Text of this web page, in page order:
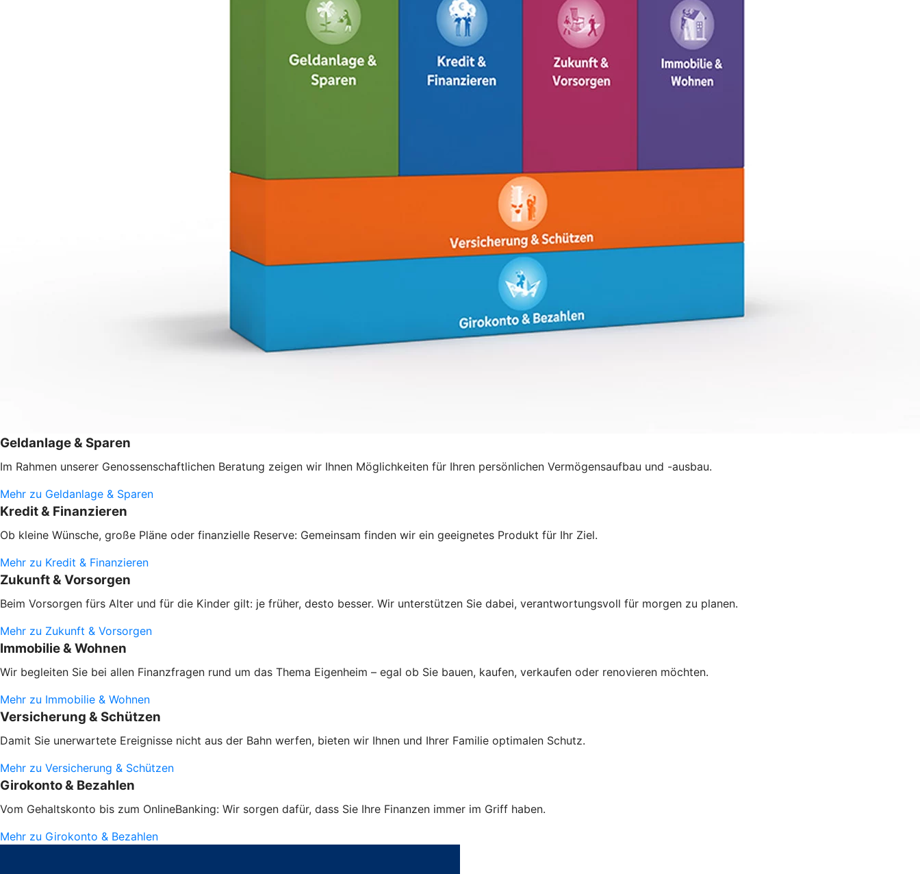
Geldanlage & Sparen
Im Rahmen unserer Genossenschaftlichen Beratung zeigen wir Ihnen Möglichkeiten für Ihren persönlichen Vermögensaufbau und -ausbau.
Mehr zu Geldanlage & Sparen
Kredit & Finanzieren
Ob kleine Wünsche, große Pläne oder finanzielle Reserve: Gemeinsam finden wir ein geeignetes Produkt für Ihr Ziel.
Mehr zu Kredit & Finanzieren
Zukunft & Vorsorgen
Beim Vorsorgen fürs Alter und für die Kinder gilt: je früher, desto besser. Wir unterstützen Sie dabei, verantwortungsvoll für morgen zu planen.
Mehr zu Zukunft & Vorsorgen
Immobilie & Wohnen
Wir begleiten Sie bei allen Finanzfragen rund um das Thema Eigenheim – egal ob Sie bauen, kaufen, verkaufen oder renovieren möchten.
Mehr zu Immobilie & Wohnen
Versicherung & Schützen
Damit Sie unerwartete Ereignisse nicht aus der Bahn werfen, bieten wir Ihnen und Ihrer Familie optimalen Schutz.
Mehr zu Versicherung & Schützen
Girokonto & Bezahlen
Vom Gehaltskonto bis zum OnlineBanking: Wir sorgen dafür, dass Sie Ihre Finanzen immer im Griff haben.
Mehr zu Girokonto & Bezahlen